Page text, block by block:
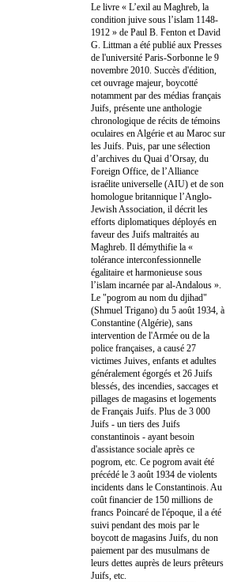
Le livre « L’exil au Maghreb, la
condition juive sous l’islam 1148-
1912 » de Paul B. Fenton et David
G. Littman a été publié aux Presses
de l'université Paris-Sorbonne le 9
novembre 2010. Succès d'édition,
cet ouvrage majeur, boycotté
notamment par des médias français
Juifs, présente une anthologie
chronologique de récits de témoins
oculaires en Algérie et au Maroc sur
les Juifs. Puis, par une sélection
d’archives du Quai d’Orsay, du
Foreign Office, de l’Alliance
israélite universelle (AIU) et de son
homologue britannique l’Anglo-
Jewish Association, il décrit les
efforts diplomatiques déployés en
faveur des Juifs maltraités au
Maghreb. Il démythifie la «
tolérance interconfessionnelle
égalitaire et harmonieuse sous
l’islam incarnée par al-Andalous ».
Le "pogrom au nom du djihad"
(Shmuel Trigano) du 5 août 1934, à
Constantine (Algérie), sans
intervention de l'Armée ou de la
police françaises, a causé 27
victimes Juives, enfants et adultes
généralement égorgés et 26 Juifs
blessés, des incendies, saccages et
pillages de magasins et logements
de Français Juifs. Plus de 3 000
Juifs - un tiers des Juifs
constantinois - ayant besoin
d'assistance sociale après ce
pogrom, etc. Ce pogrom avait été
précédé le 3 août 1934 de violents
incidents dans le Constantinois. Au
coût financier de 150 millions de
francs Poincaré de l'époque, il a été
suivi pendant des mois par le
boycott de magasins Juifs, du non
paiement par des musulmans de
leurs dettes auprès de leurs prêteurs
Juifs, etc.